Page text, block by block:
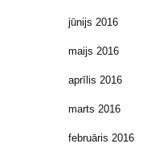
jūnijs 2016
maijs 2016
aprīlis 2016
marts 2016
februāris 2016